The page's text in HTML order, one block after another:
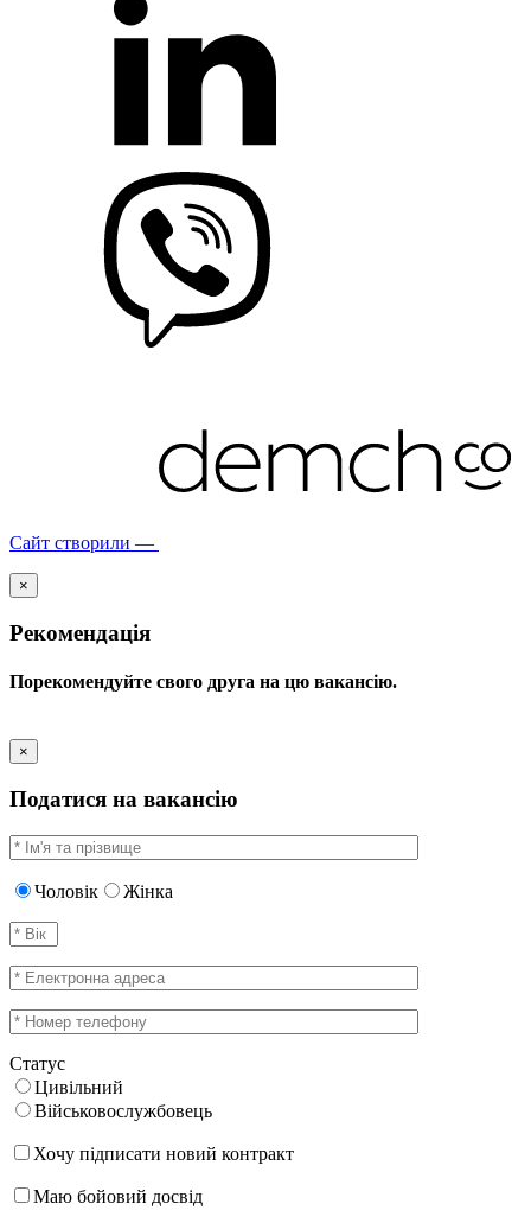
Сайт створили —
×
Рекомендація
Порекомендуйте свого друга на цю вакансію.
×
Податися на вакансію
Чоловік Жінка
Статус
Цивільний
Військовослужбовець
Хочу підписати новий контракт
Маю бойовий досвід